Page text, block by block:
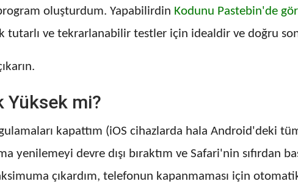
oluşturdum. Yapabilirdin Kodunu Pastebin'de
ve tekrarlanabilir testler için idealdir ve doğru
Yüksek mi?
kapattım (iOS cihazlarda hala Android'deki
devre dışı bıraktım ve Safari'nin sıfırdan
çıkardım, telefonun kapanmaması için